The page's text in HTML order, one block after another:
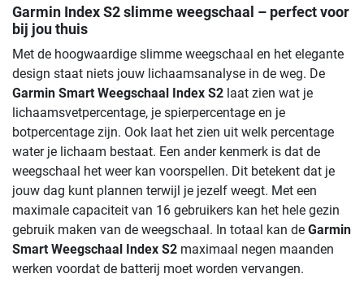
Garmin Index S2 slimme weegschaal – perfect voor
bij jou thuis
Met de hoogwaardige slimme weegschaal en het elegante
design staat niets jouw lichaamsanalyse in de weg. De
Garmin Smart Weegschaal Index S2 laat zien wat je
lichaamsvetpercentage, je spierpercentage en je
botpercentage zijn. Ook laat het zien uit welk percentage
water je lichaam bestaat. Een ander kenmerk is dat de
weegschaal het weer kan voorspellen. Dit betekent dat je
jouw dag kunt plannen terwijl je jezelf weegt. Met een
maximale capaciteit van 16 gebruikers kan het hele gezin
gebruik maken van de weegschaal. In totaal kan de Garmin
Smart Weegschaal Index S2 maximaal negen maanden
werken voordat de batterij moet worden vervangen.